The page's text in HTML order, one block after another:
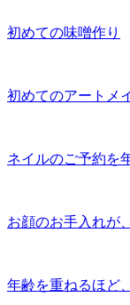
初めての味噌作り
初めてのアートメ
ネイルのご予約を
お顔のお手入れが
年齢を重ねるほど